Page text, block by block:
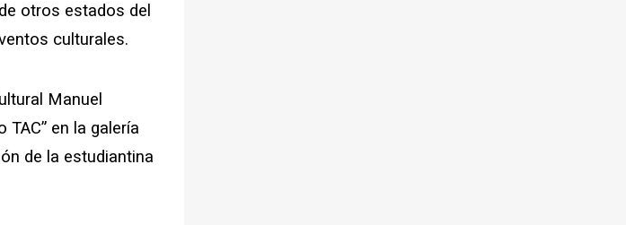
otros estados del
culturales.
Manuel
en la galería
de la estudiantina